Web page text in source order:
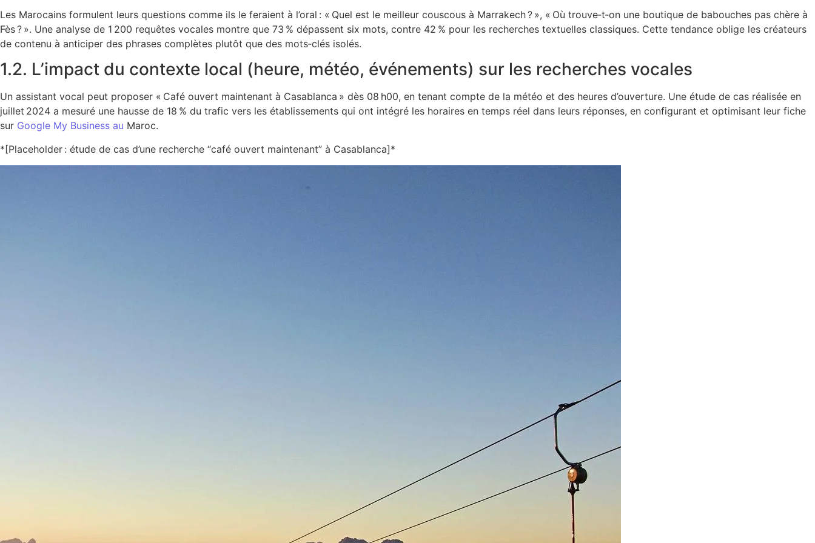
Les Marocains formulent leurs questions comme ils le feraient à l’oral : « Quel est le meilleur couscous à Marrakech ? », « Où trouve‑t‑on une boutique de babouches pas chère à
Fès ? ». Une analyse de 1 200 requêtes vocales montre que 73 % dépassent six mots, contre 42 % pour les recherches textuelles classiques. Cette tendance oblige les créateurs
de contenu à anticiper des phrases complètes plutôt que des mots‑clés isolés.
1.2. L’impact du contexte local (heure, météo, événements) sur les recherches vocales
Un assistant vocal peut proposer « Café ouvert maintenant à Casablanca » dès 08 h00, en tenant compte de la météo et des heures d’ouverture. Une étude de cas réalisée en
juillet 2024 a mesuré une hausse de 18 % du trafic vers les établissements qui ont intégré les horaires en temps réel dans leurs réponses, en configurant et optimisant leur fiche
sur Google My Business au Maroc.
*[Placeholder : étude de cas d’une recherche “café ouvert maintenant” à Casablanca]*